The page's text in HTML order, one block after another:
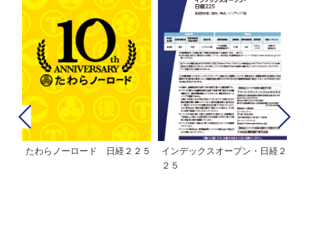
たわらノーロード 日経２２５
インデックスオープン・日経２
２５